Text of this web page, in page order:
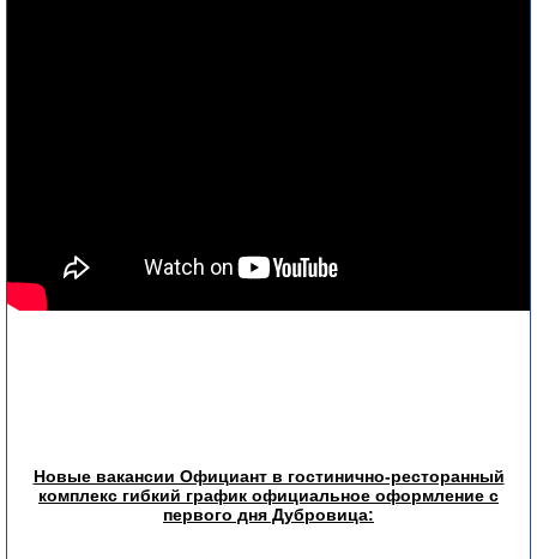
Новые вакансии Официант в гостинично-ресторанный
комплекс гибкий график официальное оформление с
первого дня Дубровица: